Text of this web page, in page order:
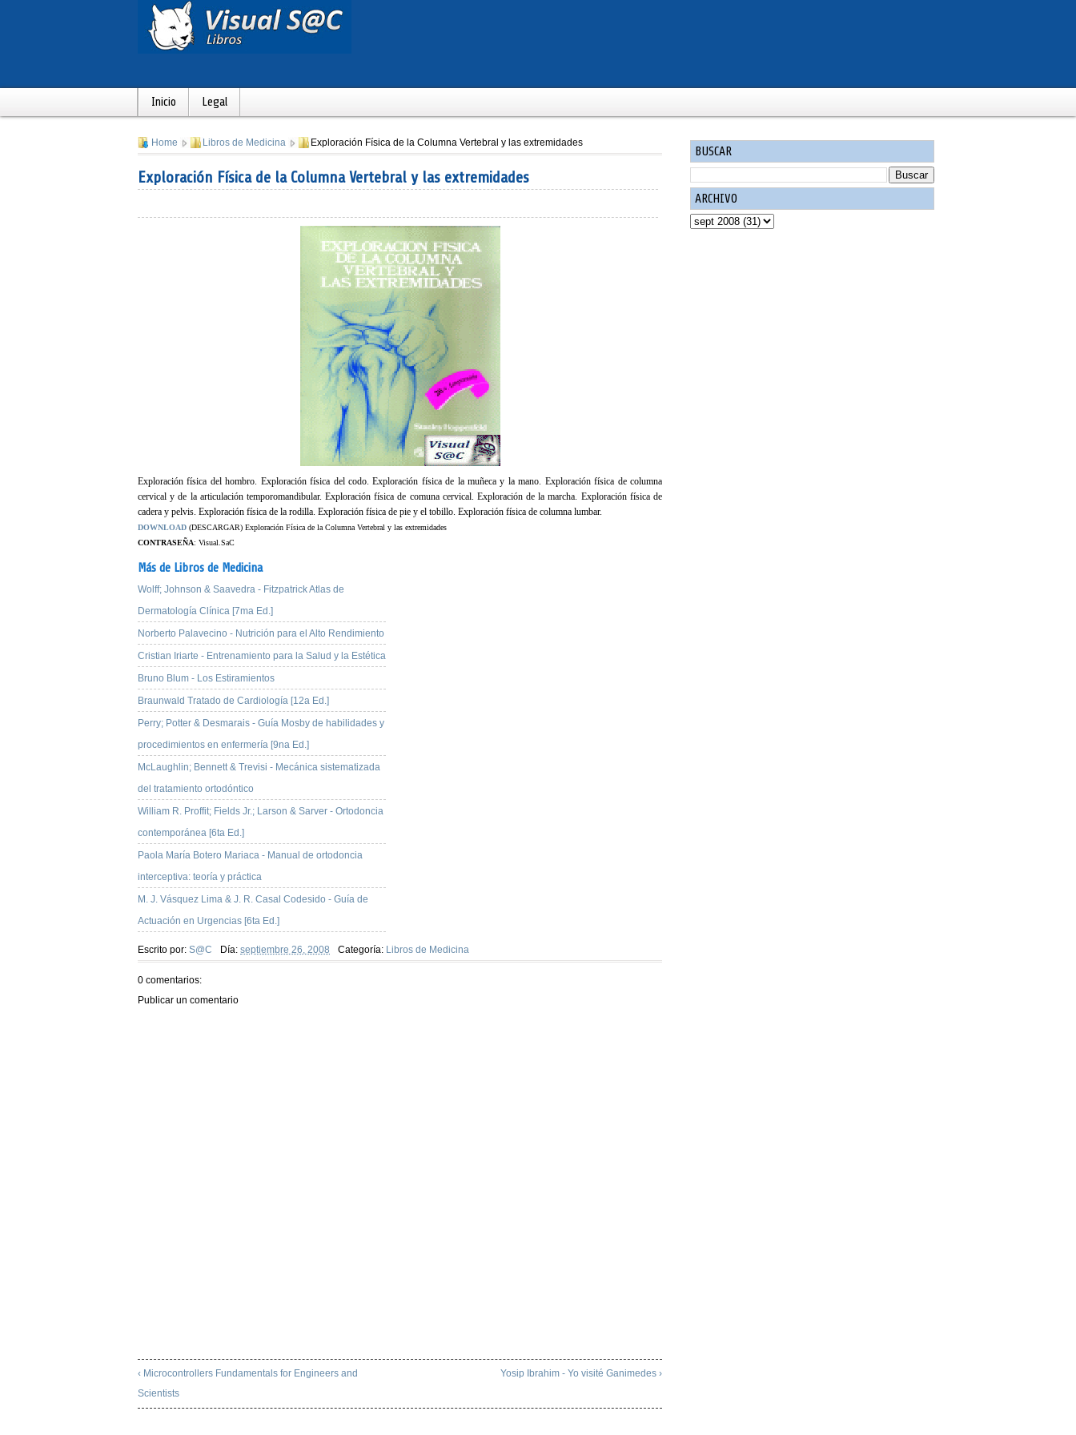
Inicio Legal
Home Libros de Medicina Exploración Física de la Columna Vertebral y las extremidades
Exploración Física de la Columna Vertebral y las extremidades
Exploración física del hombro. Exploración física del codo. Exploración física de la muñeca y la mano. Exploración física de columna
cervical y de la articulación temporomandibular. Exploración física de comuna cervical. Exploración de la marcha. Exploración física de
cadera y pelvis. Exploración física de la rodilla. Exploración física de pie y el tobillo. Exploración física de columna lumbar.
DOWNLOAD (DESCARGAR) Exploración Física de la Columna Vertebral y las extremidades
CONTRASEÑA: Visual.SaC
Más de Libros de Medicina
Wolff; Johnson & Saavedra - Fitzpatrick Atlas de
Dermatología Clínica [7ma Ed.]
Norberto Palavecino - Nutrición para el Alto Rendimiento
Cristian Iriarte - Entrenamiento para la Salud y la Estética
Bruno Blum - Los Estiramientos
Braunwald Tratado de Cardiología [12a Ed.]
Perry; Potter & Desmarais - Guía Mosby de habilidades y
procedimientos en enfermería [9na Ed.]
McLaughlin; Bennett & Trevisi - Mecánica sistematizada
del tratamiento ortodóntico
William R. Proffit; Fields Jr.; Larson & Sarver - Ortodoncia
contemporánea [6ta Ed.]
Paola María Botero Mariaca - Manual de ortodoncia
interceptiva: teoría y práctica
M. J. Vásquez Lima & J. R. Casal Codesido - Guía de
Actuación en Urgencias [6ta Ed.]
Escrito por: S@C Día: septiembre 26, 2008 Categoría: Libros de Medicina
0 comentarios:
Publicar un comentario
‹ Microcontrollers Fundamentals for Engineers and
Scientists
Yosip Ibrahim - Yo visité Ganimedes ›
BUSCAR
ARCHIVO